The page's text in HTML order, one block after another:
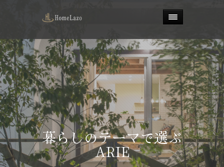
暮らしのテーマ
で選ぶARIE
暮らしのテーマで選ぶ
ARIE